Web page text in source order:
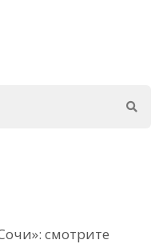
смотрите